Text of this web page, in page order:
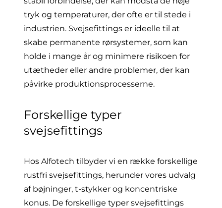
tryk og temperaturer, der ofte er til stede i
industrien. Svejsefittings er ideelle til at
skabe permanente rørsystemer, som kan
holde i mange år og minimere risikoen for
utætheder eller andre problemer, der kan
påvirke produktionsprocesserne.
Forskellige typer
svejsefittings
Hos Alfotech tilbyder vi en række forskellige
rustfri svejsefittings, herunder vores udvalg
af bøjninger, t-stykker og koncentriske
konus. De forskellige typer svejsefittings